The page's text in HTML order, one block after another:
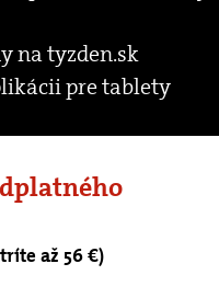
na tyzden.sk
pre tablety
až 56 €)